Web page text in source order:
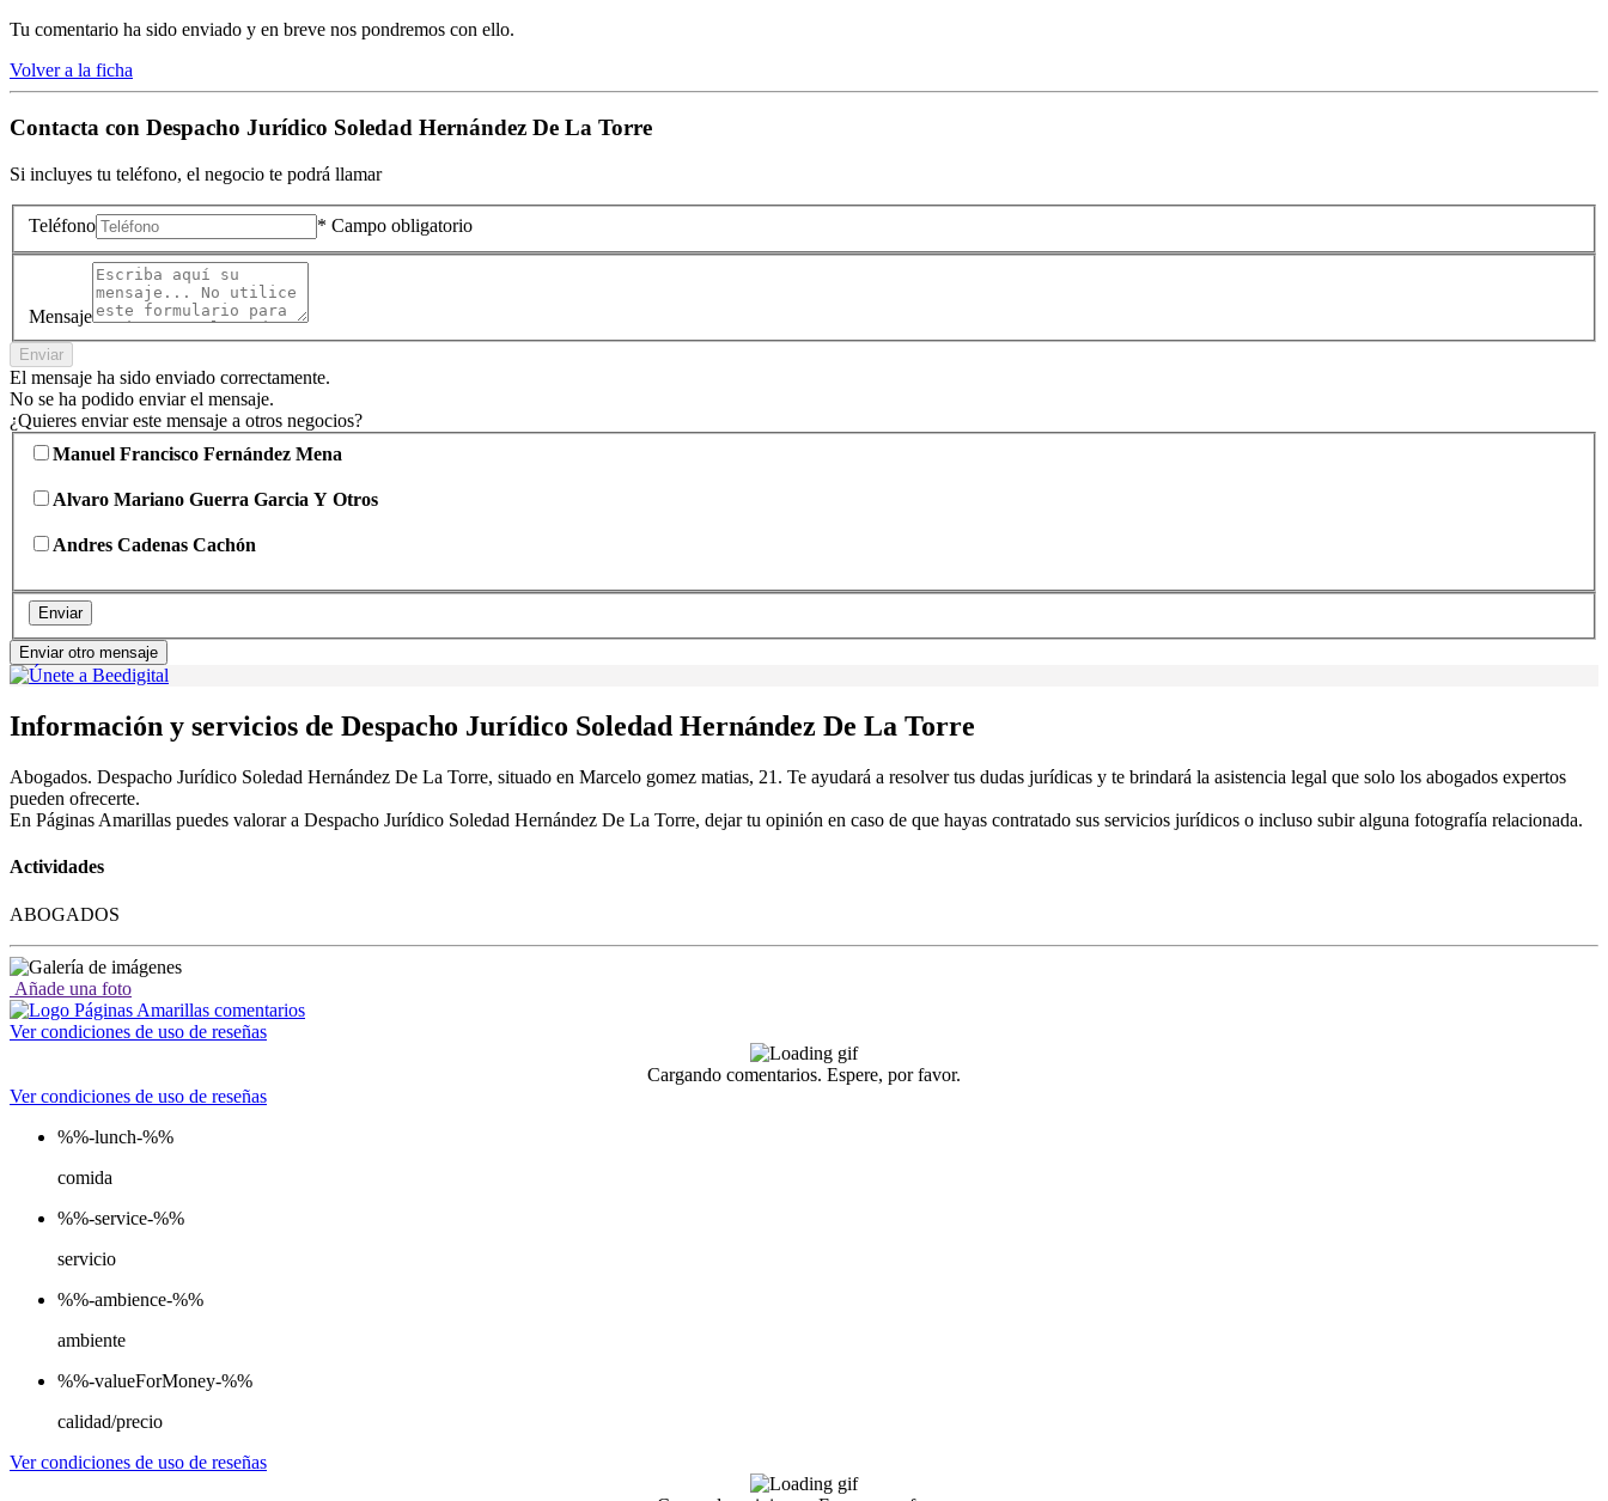
Tu comentario ha sido enviado y en breve nos pondremos con ello.
Volver a la ficha
Contacta con Despacho Jurídico Soledad Hernández De La Torre
Si incluyes tu teléfono, el negocio te podrá llamar
Teléfono * Campo obligatorio
Mensaje
Enviar
El mensaje ha sido enviado correctamente.
No se ha podido enviar el mensaje.
¿Quieres enviar este mensaje a otros negocios?
Manuel Francisco Fernández Mena
Alvaro Mariano Guerra Garcia Y Otros
Andres Cadenas Cachón
Enviar
Enviar otro mensaje
Información y servicios de Despacho Jurídico Soledad Hernández De La Torre
Abogados. Despacho Jurídico Soledad Hernández De La Torre, situado en Marcelo gomez matias, 21. Te ayudará a resolver tus dudas jurídicas y te brindará la asistencia legal que solo los abogados expertos
pueden ofrecerte.
En Páginas Amarillas puedes valorar a Despacho Jurídico Soledad Hernández De La Torre, dejar tu opinión en caso de que hayas contratado sus servicios jurídicos o incluso subir alguna fotografía relacionada.
Actividades
ABOGADOS
Añade una foto
Ver condiciones de uso de reseñas
Cargando comentarios. Espere, por favor.
Ver condiciones de uso de reseñas
%%-lunch-%%
comida
%%-service-%%
servicio
%%-ambience-%%
ambiente
%%-valueForMoney-%%
calidad/precio
Ver condiciones de uso de reseñas